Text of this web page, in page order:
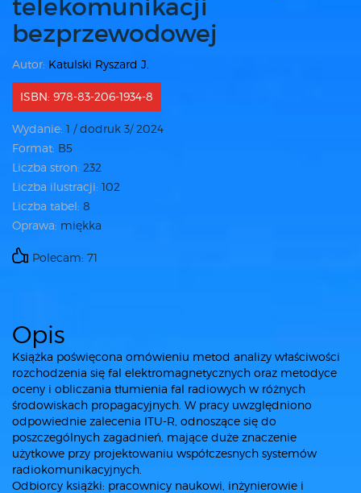
telekomunikacji
bezprzewodowej
Autor: Katulski Ryszard J.
ISBN: 978-83-206-1934-8
Wydanie: 1 / dodruk 3/ 2024
Format: B5
Liczba stron: 232
Liczba ilustracji: 102
Liczba tabel: 8
Oprawa: miękka
Polecam: 71
Opis
Książka poświęcona omówieniu metod analizy właściwości
rozchodzenia się fal elektromagnetycznych oraz metodyce
oceny i obliczania tłumienia fal radiowych w różnych
środowiskach propagacyjnych. W pracy uwzględniono
odpowiednie zalecenia ITU-R, odnoszące się do
poszczególnych zagadnień, mające duże znaczenie
użytkowe przy projektowaniu współczesnych systemów
radiokomunikacyjnych.
Odbiorcy książki: pracownicy naukowi, inżynierowie i